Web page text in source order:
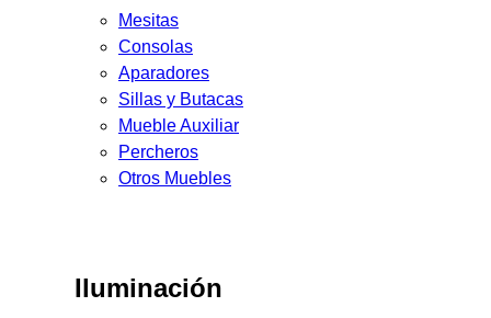
Mesitas
Consolas
Aparadores
Sillas y Butacas
Mueble Auxiliar
Percheros
Otros Muebles
Iluminación